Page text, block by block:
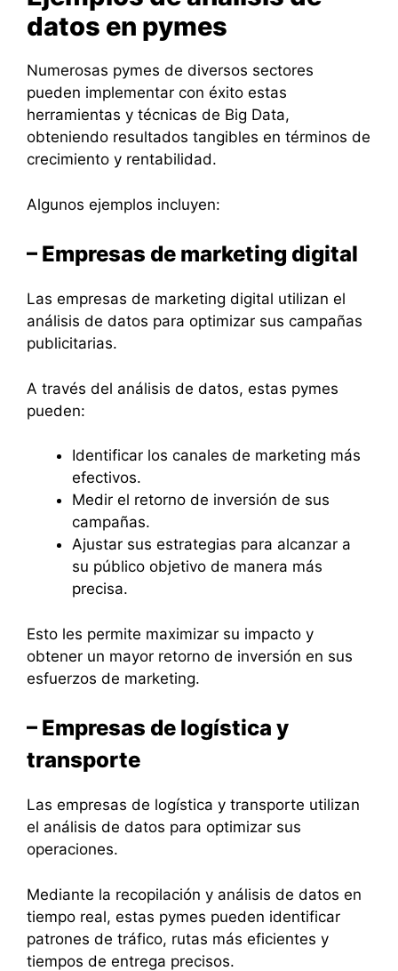
datos en pymes
Numerosas pymes de diversos sectores
pueden implementar con éxito estas
herramientas y técnicas de Big Data,
obteniendo resultados tangibles en términos de
crecimiento y rentabilidad.
Algunos ejemplos incluyen:
– Empresas de marketing digital
Las empresas de marketing digital utilizan el
análisis de datos para optimizar sus campañas
publicitarias.
A través del análisis de datos, estas pymes
pueden:
Identificar los canales de marketing más
efectivos.
Medir el retorno de inversión de sus
campañas.
Ajustar sus estrategias para alcanzar a
su público objetivo de manera más
precisa.
Esto les permite maximizar su impacto y
obtener un mayor retorno de inversión en sus
esfuerzos de marketing.
– Empresas de logística y
transporte
Las empresas de logística y transporte utilizan
el análisis de datos para optimizar sus
operaciones.
Mediante la recopilación y análisis de datos en
tiempo real, estas pymes pueden identificar
patrones de tráfico, rutas más eficientes y
tiempos de entrega precisos.